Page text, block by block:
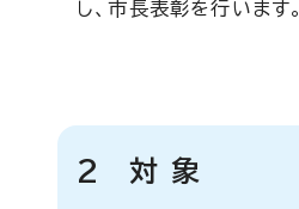
し、市長表彰を行います。
2 対 象